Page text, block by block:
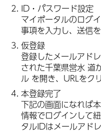
ID・パスワード設定
マイポータルのログ
事項を入力し、送信
仮登録
登録したメールアド
された千葉県営水 道
ル を開き、URLをク
本登録完了
下記の画面になれば
情報でログインして
タルIDはメールアドレ